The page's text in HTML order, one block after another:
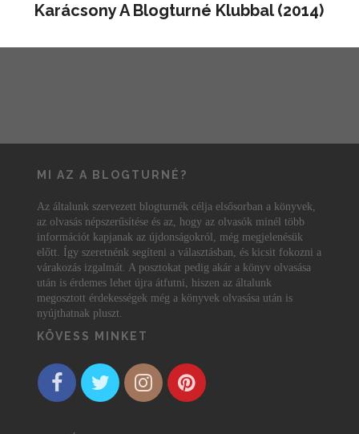
Karácsony A Blogturné Klubbal (2014)
MI AZ A BLOGTURNÉ?
Az általunk szervezett blogturnék célja elsősorban a könyvek,
az olvasás népszerűsítése és az, hogy az olvasók minél több
információt kapjanak az újdonságokról, még megjelenésük
előtt. Így szeretnénk segíteni a választásban, és kicsit fokozni a
várakozás izgalmát. A posztokat pedig akár a könyv olvasása
után is érdemes lehet újra átfutni, hiszen az általunk
megosztott érdekességek még a könyvek olvasása után is
nyújthatnak pluszt.
KÖVESS MINKET